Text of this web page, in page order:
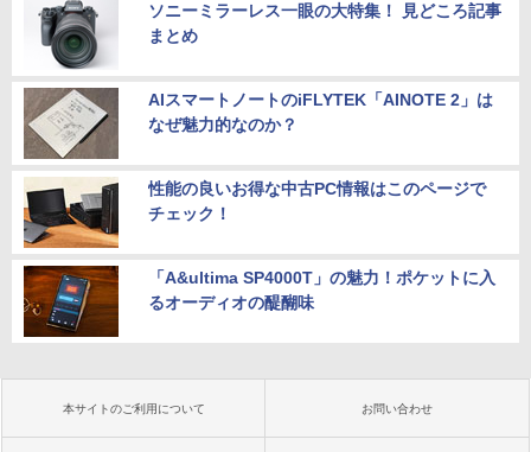
ソニーミラーレス一眼の大特集！ 見どころ記事
まとめ
AIスマートノートのiFLYTEK「AINOTE 2」は
なぜ魅力的なのか？
性能の良いお得な中古PC情報はこのページで
チェック！
「A&ultima SP4000T」の魅力！ポケットに入
るオーディオの醍醐味
本サイトのご利用について お問い合わせ